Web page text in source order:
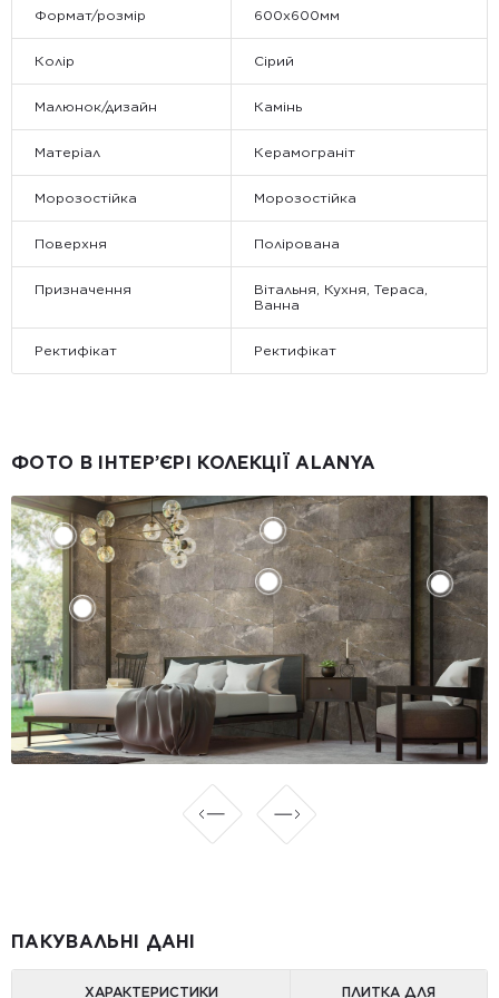
Формат/розмір 600x600мм
Колір Сірий
Малюнок/дизайн Камінь
Матеріал Керамограніт
Морозостійка Морозостійка
Поверхня Полірована
Призначення
Вітальня, Кухня, Тераса,
Ванна
Ректифікат Ректифікат
ФОТО В ІНТЕР’ЄРІ КОЛЕКЦІЇ ALANYA
ПАКУВАЛЬНІ ДАНІ
ХАРАКТЕРИСТИКИ ПЛИТКА ДЛЯ